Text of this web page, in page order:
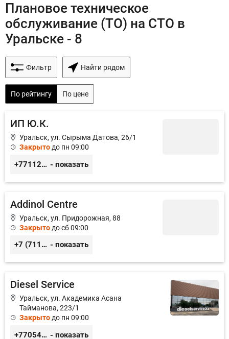
Плановое техническое
обслуживание (ТО) на СТО в
Уральске - 8
Фильтр Найти рядом
По рейтингу По цене
ИП Ю.К.
Уральск, ул. Сырыма Датова, 26/1
Закрыто до пн 09:00
+77112254288 - показать
Addinol Centre
Уральск, ул. Придорожная, 88
Закрыто до сб 09:00
+7 (7112) 31–13–11 - показать
Diesel Service
Уральск, ул. Академика Асана
Тайманова, 223/1
Закрыто до пн 09:00
+77054104109 - показать